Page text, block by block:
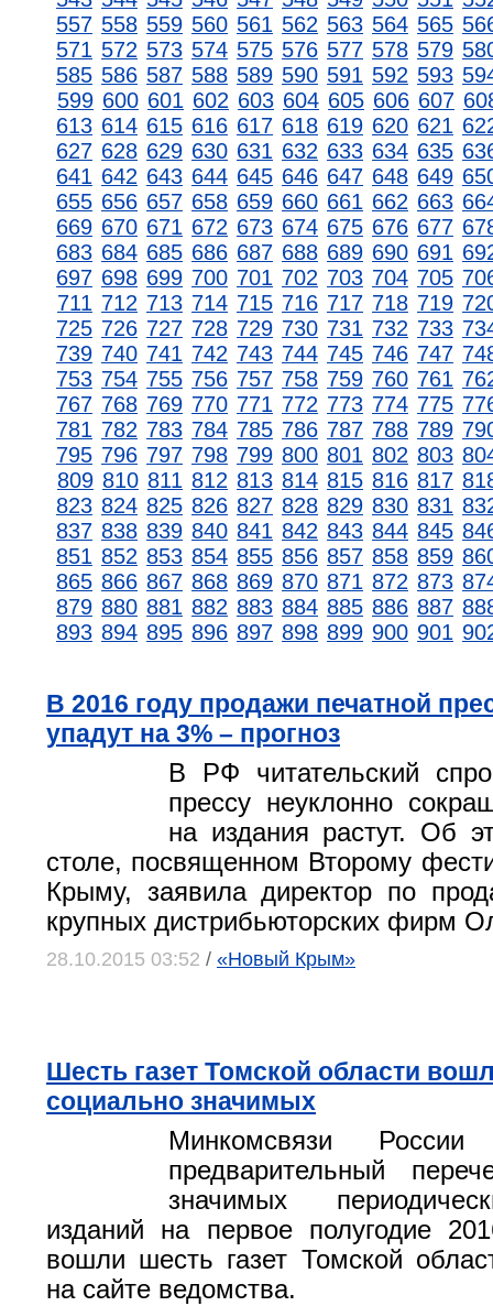
557 558 559 560 561 562 563 564 565
571 572 573 574 575 576 577 578 579
585 586 587 588 589 590 591 592 593
599 600 601 602 603 604 605 606 607
613 614 615 616 617 618 619 620 621
627 628 629 630 631 632 633 634 635
641 642 643 644 645 646 647 648 649
655 656 657 658 659 660 661 662 663
669 670 671 672 673 674 675 676 677
683 684 685 686 687 688 689 690 691
697 698 699 700 701 702 703 704 705
711 712 713 714 715 716 717 718 719
725 726 727 728 729 730 731 732 733
739 740 741 742 743 744 745 746 747
753 754 755 756 757 758 759 760 761
767 768 769 770 771 772 773 774 775
781 782 783 784 785 786 787 788 789
795 796 797 798 799 800 801 802 803
809 810 811 812 813 814 815 816 817
823 824 825 826 827 828 829 830 831
837 838 839 840 841 842 843 844 845
851 852 853 854 855 856 857 858 859
865 866 867 868 869 870 871 872 873
879 880 881 882 883 884 885 886 887
893 894 895 896 897 898 899 900 901
В 2016 году продажи печатной
упадут на 3% – прогноз
В РФ читательский
прессу неуклонно
на издания растут. Об
столе, посвященном Второму
Крыму, заявила директор по
крупных дистрибьюторских фирм
28.10.2015 03:52 / «Новый Крым»
Шесть газет Томской области
социально значимых
Минкомсвязи России
предварительный
значимых
изданий на первое полугодие
вошли шесть газет Томской
на сайте ведомства.